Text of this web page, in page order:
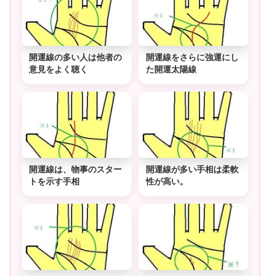
開運線の多い人は他者の
意見をよく聴く
開運線をさらに強運にし
た開運太陽線
開運線は、物事のスター
トを示す手相
開運線が多い手相は柔軟
性が高い。